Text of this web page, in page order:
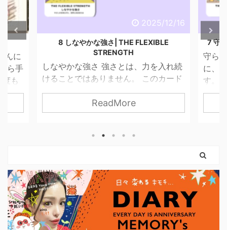
4/29
んに
ら手
も
せ
思っ
ーに
ま
押せ
2025/12/16
8 しなやかな強さ| THE FLEXIBLE
STRENGTH
しなやかな強さ 強さとは、力を入れ続
けることではありません。 このカード
が描くのは、やさしさを失わずに、世
界と関わっていく力。 無理に押し切ら
なくてもいい。 我慢し続けなくてもい
け力を使えばいいのです。 弓を引く手
に、やさしさを捨てなくていい」 とい
うことを教えてくれます。 前のカード
で育ててきた意志は、 ここで初めて、
外の世界に触れはじめます。 それは大
きな行動でなくてもかまいません。 小
ReadMore
7 守
守ら
に、
す。
って
ちゃ
りも
に、